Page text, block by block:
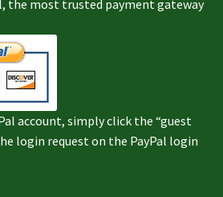
the most trusted payment gateway
account, simply click the “guest
login request on the PayPal login